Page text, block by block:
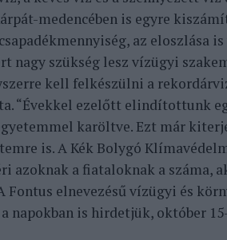
medencében is egyre
az eloszlása
nagy szükség lesz vízügyi
kell felkészülni a
“Évekkel ezelőtt elindítottunk
karöltve. Ezt már
is. A Kék Bolygó
azoknak a fiataloknak a száma,
Fontus elnevezésű vízügyi és
napokban is hirdetjük, október